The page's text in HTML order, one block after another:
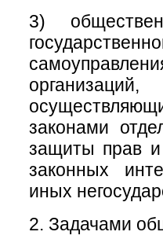
3)
законами
защиты прав и
законных
иных
2. Задачами